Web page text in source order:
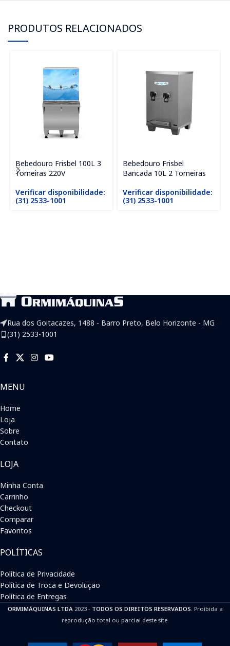
PRODUTOS RELACIONADOS
Bebedouro Frisbel 100L 3
Torneiras 220V
Verificar disponibilidade:
(31) 2533-1001
Bebedouro Frisbel
Bancada 10L 2 Torneiras
Verificar disponibilidade:
(31) 2533-1001
Rua dos Goitacazes, 1488 - Barro Preto, Belo Horizonte - MG
(31) 2533-1001
MENU
Home
Loja
Sobre
Contato
LOJA
Minha Conta
Carrinho
Checkout
Comparar
Favoritos
POLÍTICAS
Política de Privacidade
Política de Troca e Devolução
Política de Entregas
ORMIMÁQUINAS LTDA2023 - TODOS OS DIREITOS RESERVADOS. Proibida a
reprodução total ou parcial deste site.